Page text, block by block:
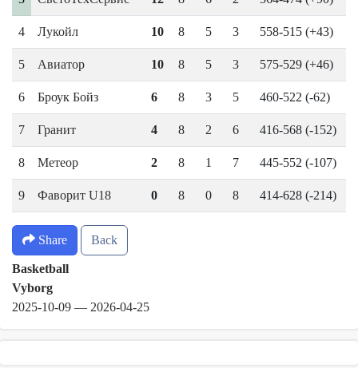
4 Лукойл 10 8 5 3 558-515 (+43)
5 Авиатор 10 8 5 3 575-529 (+46)
6 Броук Бойз 6 8 3 5 460-522 (-62)
7 Гранит 4 8 2 6 416-568 (-152)
8 Метеор 2 8 1 7 445-552 (-107)
9 Фаворит U18 0 8 0 8 414-628 (-214)
Share Back
Basketball
Vyborg
2025-10-09 — 2026-04-25